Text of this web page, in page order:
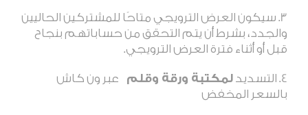
سيكون العرض الترويجي متاحًا للمشتركين الحاليين
والجدد، بشرط أن يتم التحقق من حساباتهم بنجاح
قبل أو أثناء فترة العرض الترويجي.
التسديد لمكتبة ورقة وقلم عبر ون كاش
بالسعر المخفض